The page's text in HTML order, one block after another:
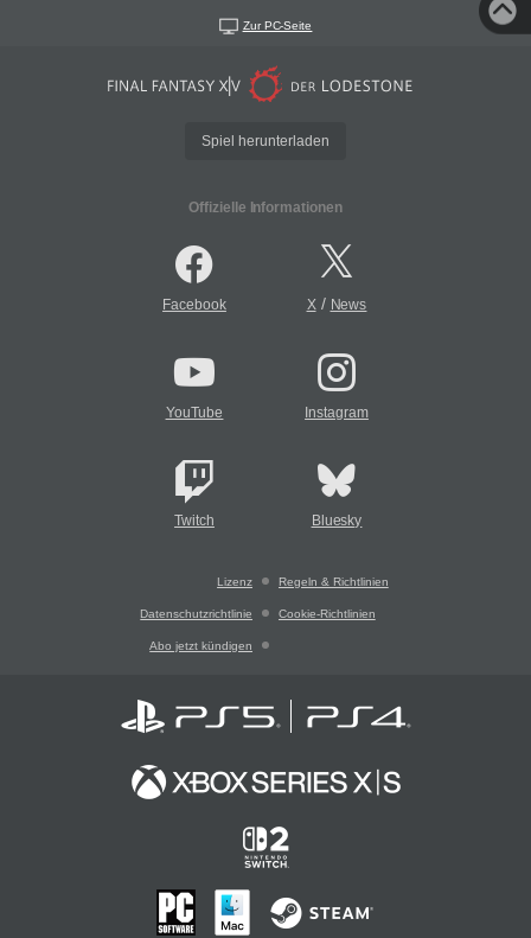
Zur PC-Seite
Spiel herunterladen
Offizielle Informationen
Facebook X/ News
YouTube Instagram
Twitch Bluesky
Lizenz Regeln & Richtlinien
Datenschutzrichtlinie Cookie-Richtlinien
Abo jetzt kündigen